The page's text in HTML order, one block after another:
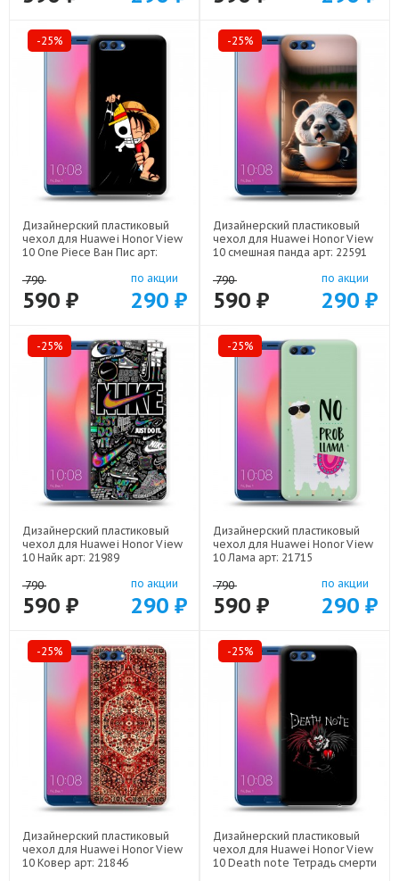
-25%
Дизайнерский пластиковый
чехол для Huawei Honor View
10 One Piece Ван Пис арт:
790
590 ₽
по акции
290 ₽
-25%
Дизайнерский пластиковый
чехол для Huawei Honor View
10 смешная панда арт: 22591
790
590 ₽
по акции
290 ₽
-25%
Дизайнерский пластиковый
чехол для Huawei Honor View
10 Найк арт: 21989
790
590 ₽
по акции
290 ₽
-25%
Дизайнерский пластиковый
чехол для Huawei Honor View
10 Лама арт: 21715
790
590 ₽
по акции
290 ₽
-25%
Дизайнерский пластиковый
чехол для Huawei Honor View
10 Ковер арт: 21846
-25%
Дизайнерский пластиковый
чехол для Huawei Honor View
10 Death note Тетрадь смерти